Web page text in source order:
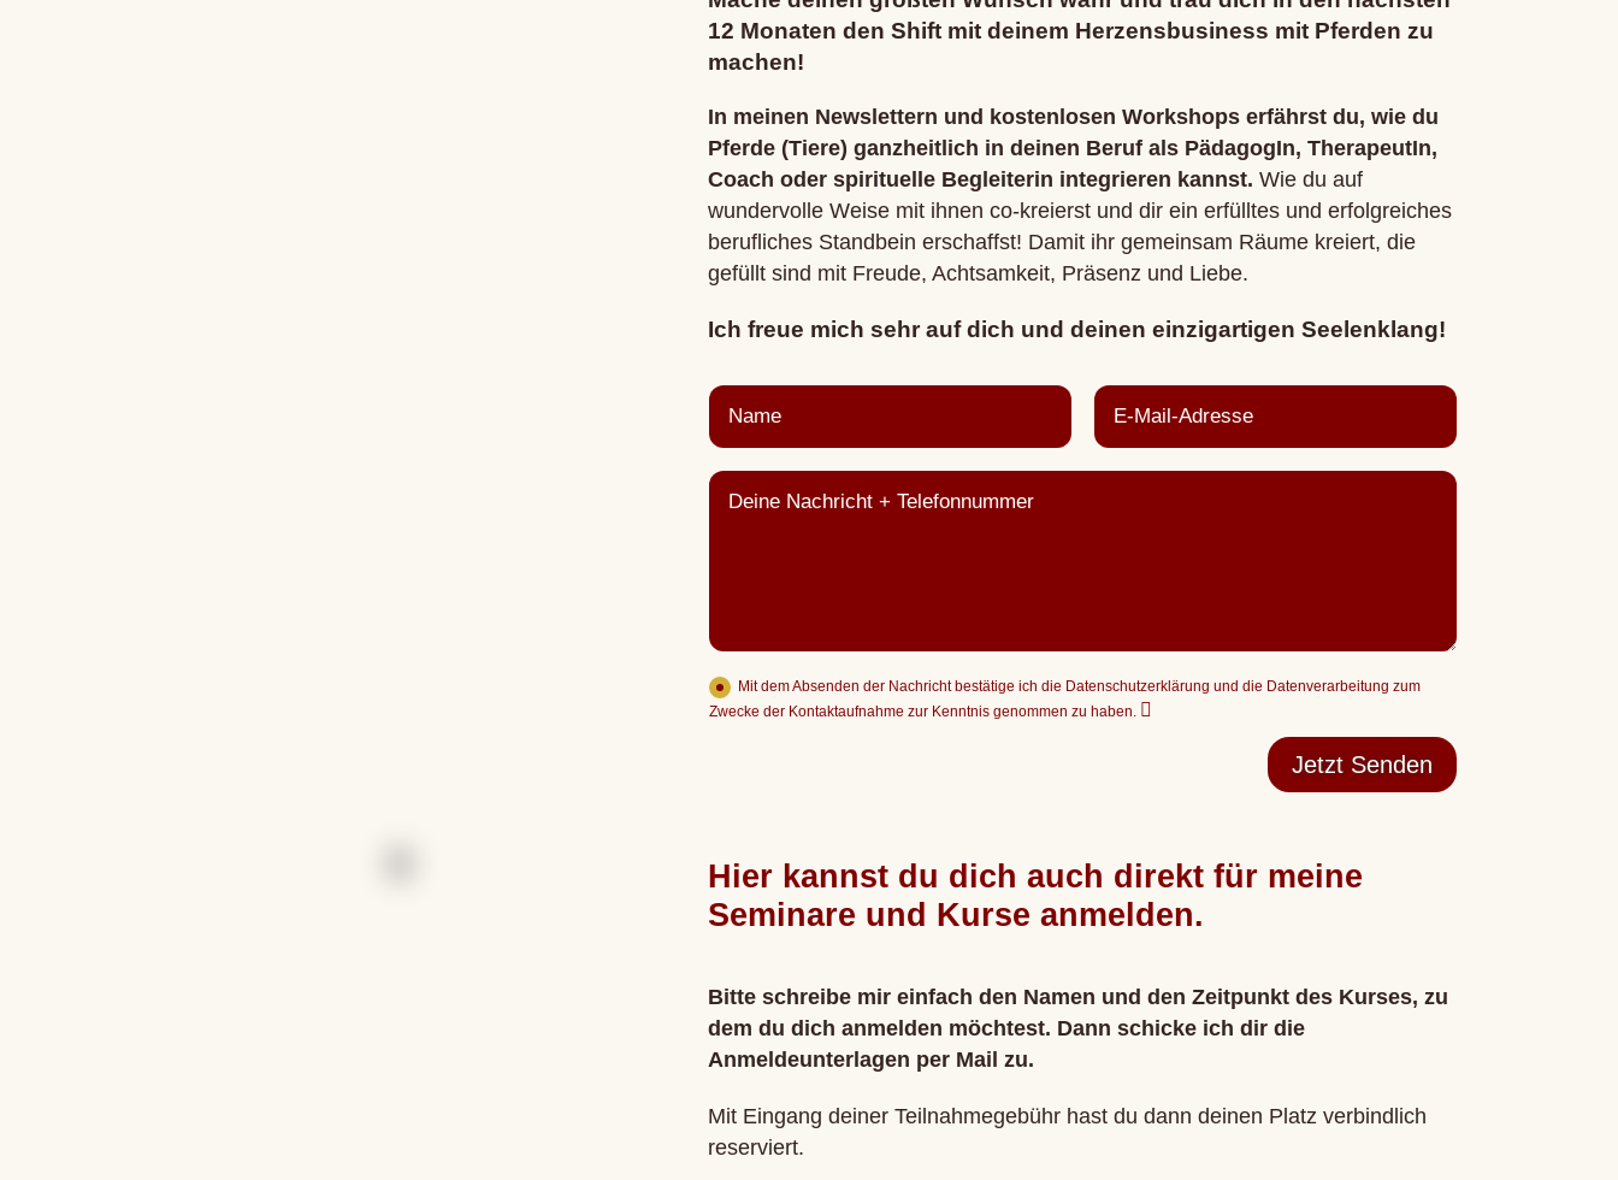
12 Monaten den Shift mit deinem Herzensbusiness mit Pferden zu
machen!
In meinen Newslettern und kostenlosen Workshops erfährst du, wie du
Pferde (Tiere) ganzheitlich in deinen Beruf als PädagogIn, TherapeutIn,
Coach oder spirituelle Begleiterin integrieren kannst. Wie du auf
wundervolle Weise mit ihnen co-kreierst und dir ein erfülltes und erfolgreiches
berufliches Standbein erschaffst! Damit ihr gemeinsam Räume kreiert, die
gefüllt sind mit Freude, Achtsamkeit, Präsenz und Liebe.
Ich freue mich sehr auf dich und deinen einzigartigen Seelenklang!
Mit dem Absenden der Nachricht bestätige ich die Datenschutzerklärung und die Datenverarbeitung zum
Zwecke der Kontaktaufnahme zur Kenntnis genommen zu haben.
Jetzt Senden
Hier kannst du dich auch direkt für meine
Seminare und Kurse anmelden.
Bitte schreibe mir einfach den Namen und den Zeitpunkt des Kurses, zu
dem du dich anmelden möchtest. Dann schicke ich dir die
Anmeldeunterlagen per Mail zu.
Mit Eingang deiner Teilnahmegebühr hast du dann deinen Platz verbindlich
reserviert.